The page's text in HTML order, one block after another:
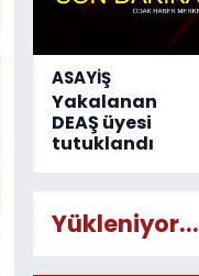
ASAYİŞ
Yakalanan
DEAŞ üyesi
tutuklandı
Yükleniyor...